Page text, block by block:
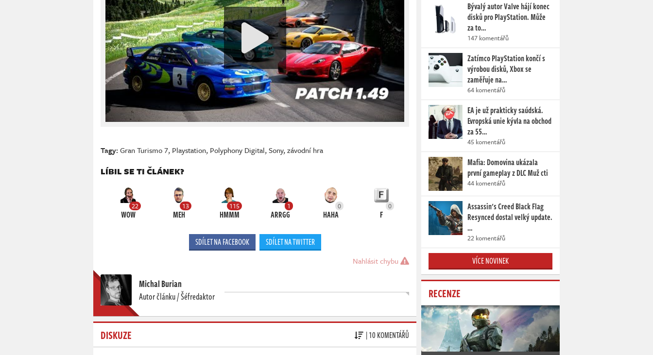
Tagy:Gran Turismo 7, Playstation, Polyphony Digital,Sony,závodní hra
LÍBIL SE TI ČLÁNEK?
22
WOW
13
MEH
115
HMMM
1
ARRGG
0
HAHA
0
F
SDÍLET NA FACEBOOK SDÍLET NA TWITTER
Nahlásit chybu
Michal Burian
Autor článku / Šéfredaktor
DISKUZE | 10 KOMENTÁŘŮ
Bývalý autor Valve hájí konec
disků pro PlayStation. Může
za to…
147 komentářů
Zatímco PlayStation končí s
výrobou disků, Xbox se
zaměřuje na…
64 komentářů
EA je už prakticky saúdská.
Evropská unie kývla na obchod
za 55…
45 komentářů
Mafia: Domovina ukázala
první gameplay z DLC Muž cti
44 komentářů
Assassin's Creed Black Flag
Resynced dostal velký update.
…
22 komentářů
VÍCE NOVINEK
RECENZE